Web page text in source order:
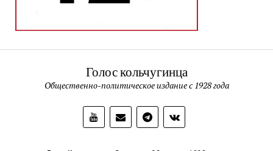
Голос кольчугинца
Общественно-политическое издание с 1928 года